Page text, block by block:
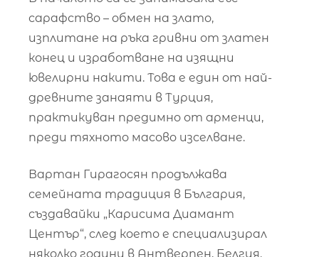
сарафство – обмен на злато,
изплитане на ръка гривни от златен
конец и изработване на изящни
ювелирни накити. Това е един от най-
древните занаяти в Турция,
практикуван предимно от арменци,
преди тяхното масово изселване.
Вартан Гирагосян продължава
семейната традиция в България,
създавайки „Карисима Диамант
Център“, след което е специализирал
няколко години в Антверпен, Белгия.